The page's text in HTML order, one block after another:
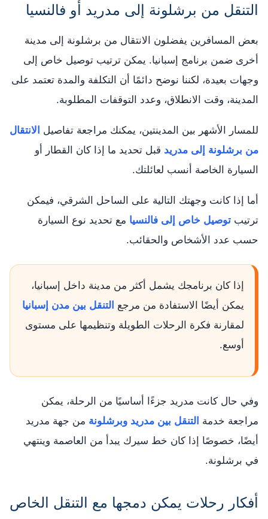
التنقل من برشلونة إلى مدريد أو فالنسيا
بعض المسافرين يفضلون الانتقال من برشلونة إلى مدينة
أخرى ضمن برنامج إسبانيا. يمكن ترتيب توصيل خاص إلى
وجهات بعيدة، لكننا نوضح دائمًا أن التكلفة والمدة تعتمد على
المدينة، وقت الانطلاق، وعدد التوقفات المطلوبة.
للمسار الأشهر بين المدينتين، يمكنك مراجعة تفاصيل
الانتقال
من برشلونة إلى مدريد قبل تحديد ما إذا كان القطار أو
السيارة الخاصة أنسب لعائلتك.
أما إذا كانت وجهتك التالية على الساحل الشرقي، فيمكن
ترتيب توصيل خاص إلى فالنسيا مع تحديد نوع السيارة
حسب عدد الأشخاص والحقائب.
إذا كان برنامجك يشمل أكثر من مدينة داخل إسبانيا،
يمكن أيضًا الاستفادة من مرجع التنقل بين مدن إسبانيا
لمقارنة فكرة الرحلات الطويلة وتنظيمها على مستوى
أوسع.
وفي حال كانت مدريد جزءًا أساسيًا من الرحلة، يمكن
مراجعة خدمة التنقل بين مدريد وبرشلونة من جهة مدريد
أيضًا، خصوصًا إذا كان خط سيرك يبدأ من العاصمة وينتهي
في برشلونة.
أفكار رحلات يمكن دمجها مع التنقل الخاص